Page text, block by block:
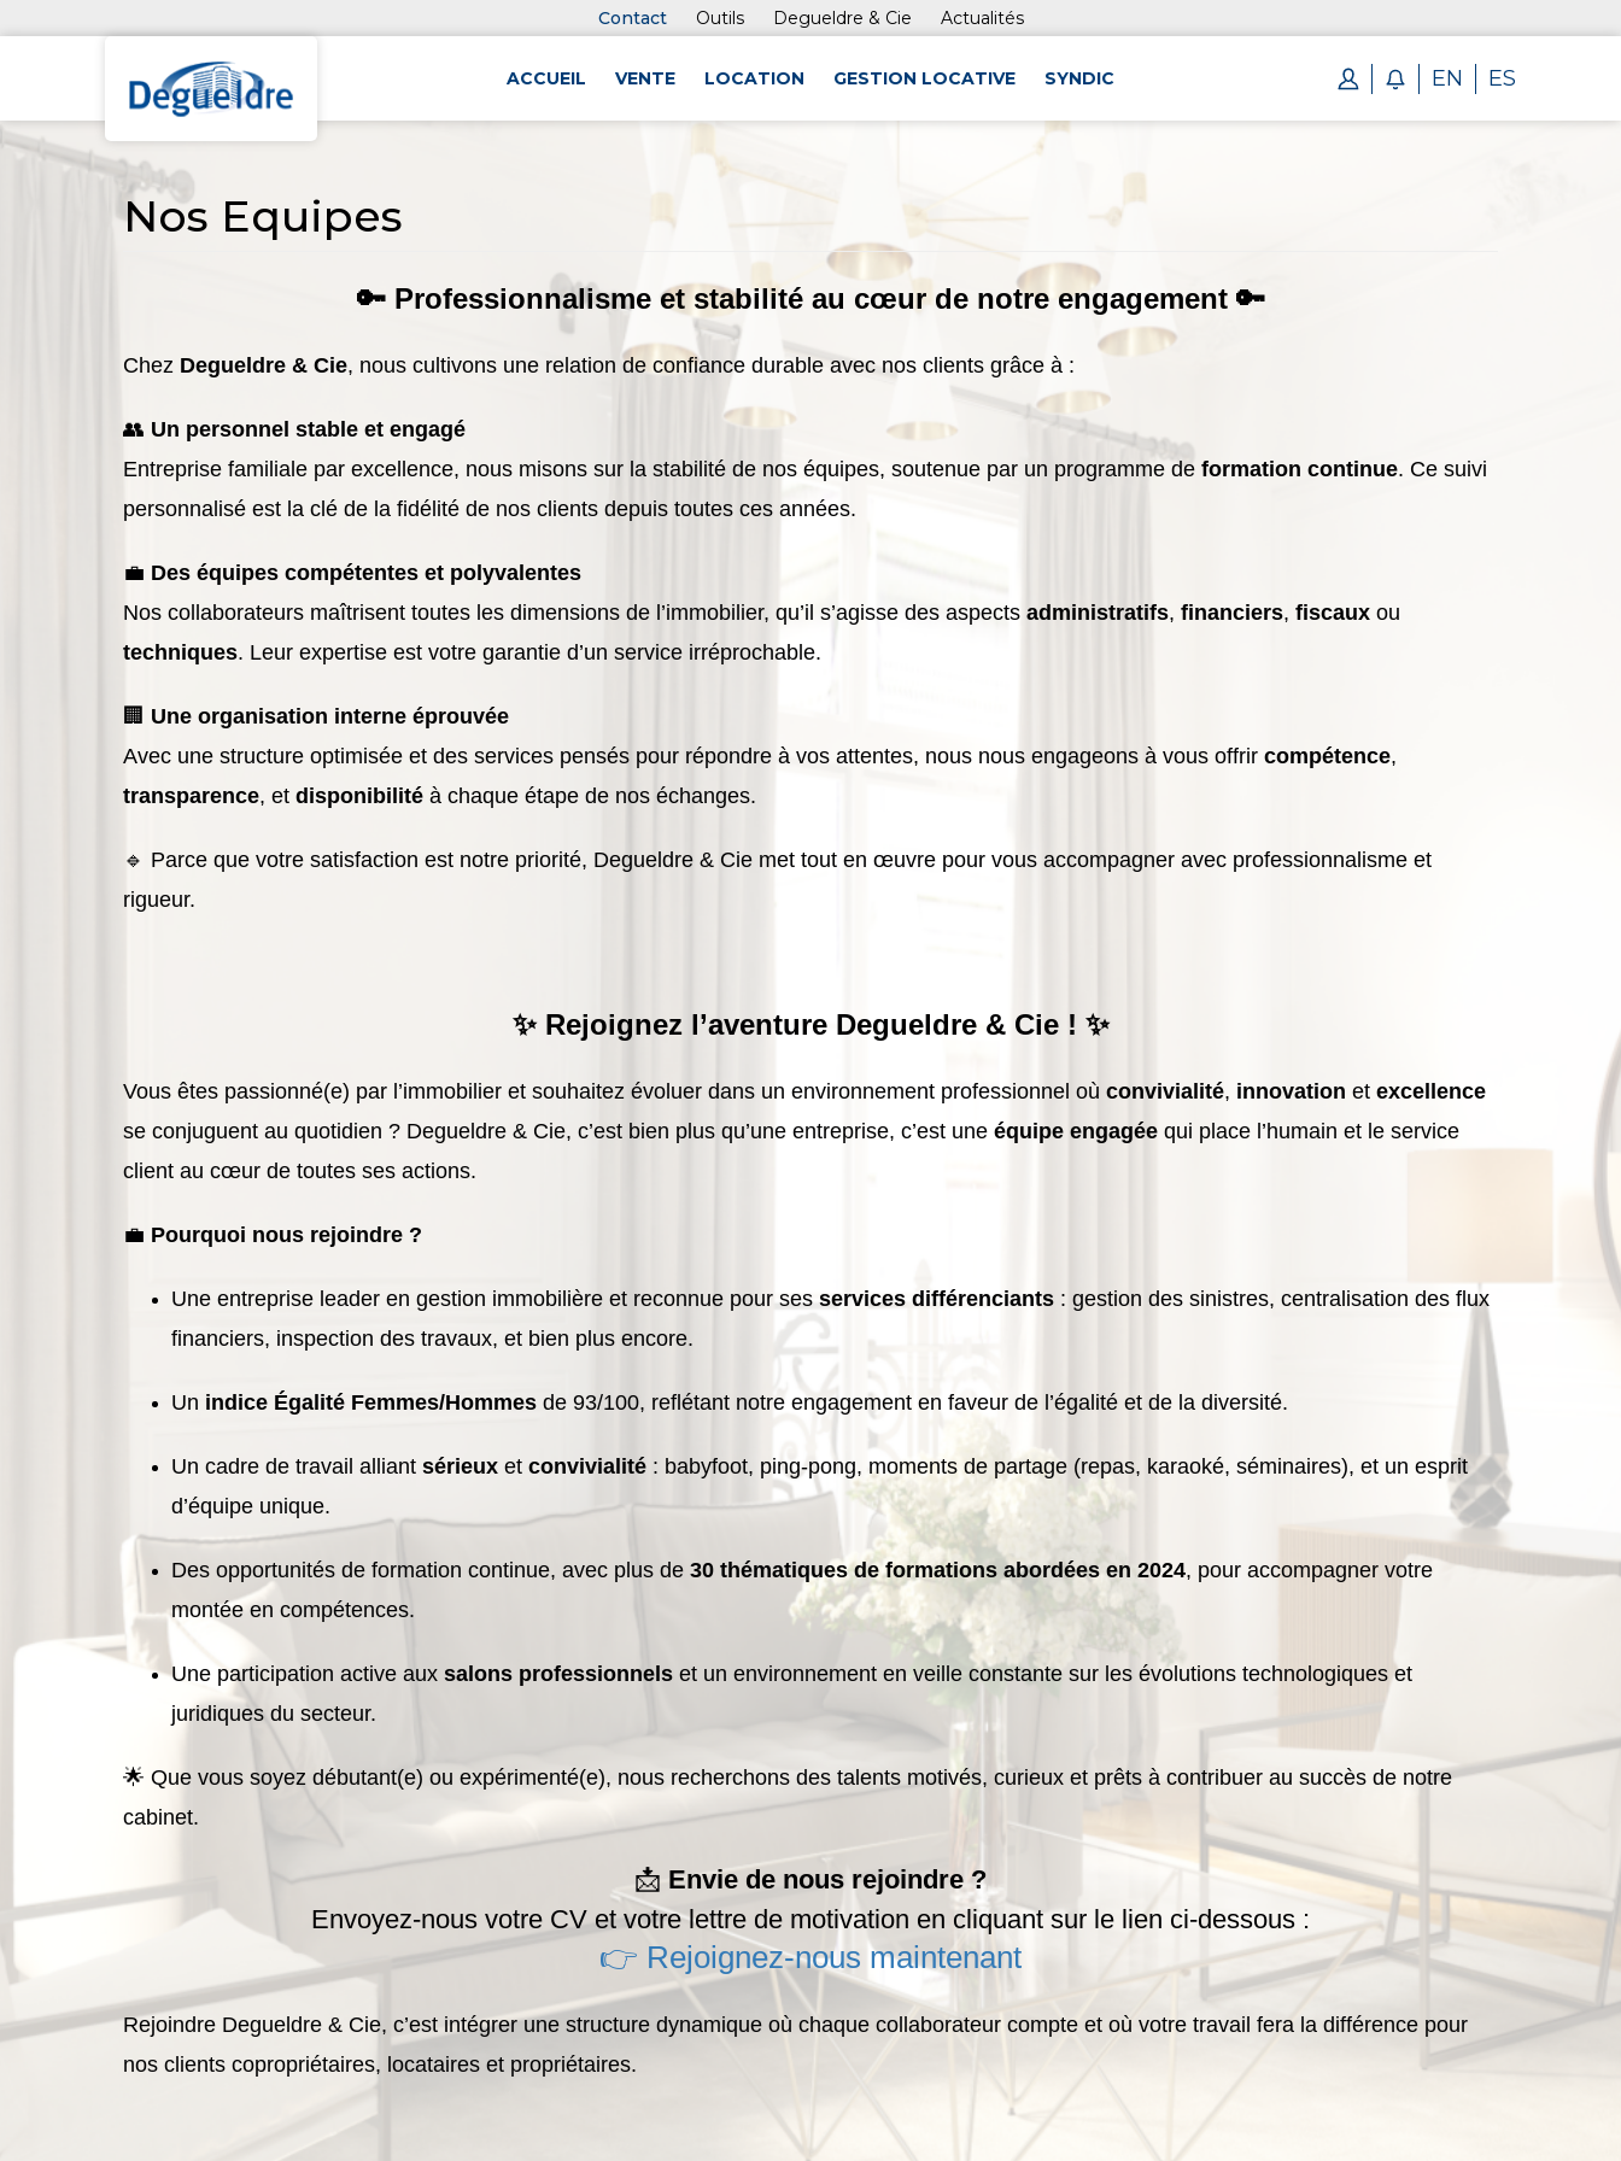
Contact Outils Degueldre & Cie Actualités
ACCUEIL VENTE LOCATION GESTION LOCATIVE SYNDIC EN ES
Nos Equipes
🔑 Professionnalisme et stabilité au cœur de notre engagement 🔑
Chez Degueldre & Cie, nous cultivons une relation de confiance durable avec nos clients grâce à :
👥 Un personnel stable et engagé
Entreprise familiale par excellence, nous misons sur la stabilité de nos équipes, soutenue par un programme de formation continue. Ce suivi
personnalisé est la clé de la fidélité de nos clients depuis toutes ces années.
💼 Des équipes compétentes et polyvalentes
Nos collaborateurs maîtrisent toutes les dimensions de l’immobilier, qu’il s’agisse des aspects administratifs, financiers, fiscaux ou
techniques. Leur expertise est votre garantie d’un service irréprochable.
🏢 Une organisation interne éprouvée
Avec une structure optimisée et des services pensés pour répondre à vos attentes, nous nous engageons à vous offrir compétence,
transparence, et disponibilité à chaque étape de nos échanges.
🔹 Parce que votre satisfaction est notre priorité, Degueldre & Cie met tout en œuvre pour vous accompagner avec professionnalisme et
rigueur.
✨ Rejoignez l’aventure Degueldre & Cie ! ✨
Vous êtes passionné(e) par l’immobilier et souhaitez évoluer dans un environnement professionnel où convivialité, innovation et excellence
se conjuguent au quotidien ? Degueldre & Cie, c’est bien plus qu’une entreprise, c’est une équipe engagée qui place l’humain et le service
client au cœur de toutes ses actions.
💼 Pourquoi nous rejoindre ?
Une entreprise leader en gestion immobilière et reconnue pour ses services différenciants : gestion des sinistres, centralisation des flux
financiers, inspection des travaux, et bien plus encore.
Un indice Égalité Femmes/Hommes de 93/100, reflétant notre engagement en faveur de l’égalité et de la diversité.
Un cadre de travail alliant sérieux et convivialité : babyfoot, ping-pong, moments de partage (repas, karaoké, séminaires), et un esprit
d’équipe unique.
Des opportunités de formation continue, avec plus de 30 thématiques de formations abordées en 2024, pour accompagner votre
montée en compétences.
Une participation active aux salons professionnels et un environnement en veille constante sur les évolutions technologiques et
juridiques du secteur.
🌟 Que vous soyez débutant(e) ou expérimenté(e), nous recherchons des talents motivés, curieux et prêts à contribuer au succès de notre
cabinet.
📩 Envie de nous rejoindre ?
Envoyez-nous votre CV et votre lettre de motivation en cliquant sur le lien ci-dessous :
👉 Rejoignez-nous maintenant
Rejoindre Degueldre & Cie, c’est intégrer une structure dynamique où chaque collaborateur compte et où votre travail fera la différence pour
nos clients copropriétaires, locataires et propriétaires.